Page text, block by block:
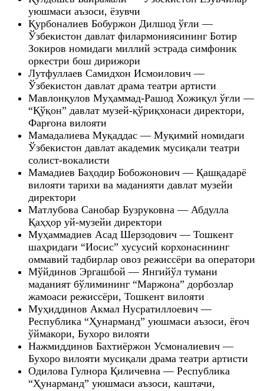
уюшмаси аъзоси, ёзувчи
Қурбоналиев Бобуржон Дилшод ўғли —
Ўзбекистон давлат филармониясининг Ботир
Зокиров номидаги миллий эстрада симфоник
оркестри бош дирижори
Лутфуллаев Самидхон Исмоилович —
Ўзбекистон давлат драма театри артисти
Мавлонқулов Муҳаммад-Рашод Хожиқул ўғли —
“Қўқон” давлат музей-қўриқхонаси директори,
Фарғона вилояти
Мамадалиева Муқаддас — Муқимий номидаги
Ўзбекистон давлат академик мусиқали театри
солист-вокалисти
Мамадиев Баҳодир Бобожонович — Қашқадарё
вилояти тарихи ва маданияти давлат музейи
директори
Матлубова Санобар Бузруковна — Абдулла
Қаҳҳор уй-музейи директори
Муҳаммадиев Асад Шерзодович — Тошкент
шаҳридаги “Иосис” хусусий корхонасининг
оммавий тадбирлар овоз режиссёри ва оператори
Мўйдинов Эргашбой — Янгийўл тумани
маданият бўлимининг “Маржона” дорбозлар
жамоаси режиссёри, Тошкент вилояти
Муҳиддинов Акмал Нусратиллоевич —
Республика “Ҳунарманд” уюшмаси аъзоси, ёғоч
ўймакори, Бухоро вилояти
Нажмиддинов Бахтиёржон Усмоналиевич —
Бухоро вилояти мусиқали драма театри артисти
Одилова Гулнора Қиличевна — Республика
“Ҳунарманд” уюшмаси аъзоси, каштачи,